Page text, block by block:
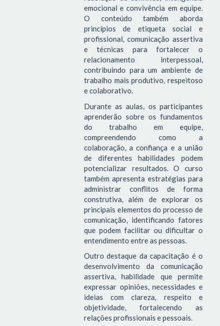
emocional e convivência em equipe.
O conteúdo também aborda
princípios de etiqueta social e
profissional, comunicação assertiva
e técnicas para fortalecer o
relacionamento interpessoal,
contribuindo para um ambiente de
trabalho mais produtivo, respeitoso
e colaborativo.
Durante as aulas, os participantes
aprenderão sobre os fundamentos
do trabalho em equipe,
compreendendo como a
colaboração, a confiança e a união
de diferentes habilidades podem
potencializar resultados. O curso
também apresenta estratégias para
administrar conflitos de forma
construtiva, além de explorar os
principais elementos do processo de
comunicação, identificando fatores
que podem facilitar ou dificultar o
entendimento entre as pessoas.
Outro destaque da capacitação é o
desenvolvimento da comunicação
assertiva, habilidade que permite
expressar opiniões, necessidades e
ideias com clareza, respeito e
objetividade, fortalecendo as
relações profissionais e pessoais.